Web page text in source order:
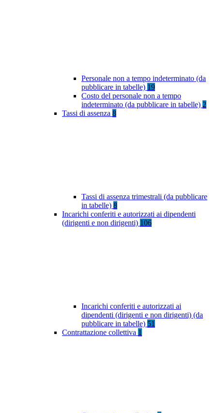
Personale non a tempo indeterminato (da
pubblicare in tabelle) 19
Costo del personale non a tempo
indeterminato (da pubblicare in tabelle) 2
Tassi di assenza 8
Tassi di assenza trimestrali (da pubblicare
in tabelle) 8
Incarichi conferiti e autorizzati ai dipendenti
(dirigenti e non dirigenti) 106
Incarichi conferiti e autorizzati ai
dipendenti (dirigenti e non dirigenti) (da
pubblicare in tabelle) 51
Contrattazione collettiva 1